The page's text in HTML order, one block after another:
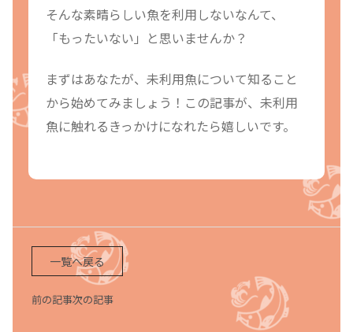
そんな素晴らしい魚を利用しないなんて、
「もったいない」と思いませんか？
まずはあなたが、未利用魚について知ること
から始めてみましょう！この記事が、未利用
魚に触れるきっかけになれたら嬉しいです。
一覧へ戻る
前の記事次の記事